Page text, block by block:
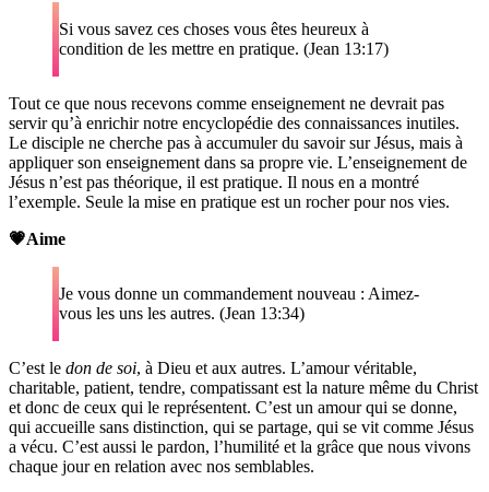
Si vous savez ces choses vous êtes heureux à
condition de les mettre en pratique. (Jean 13:17)
Tout ce que nous recevons comme enseignement ne devrait pas
servir qu’à enrichir notre encyclopédie des connaissances inutiles.
Le disciple ne cherche pas à accumuler du savoir sur Jésus, mais à
appliquer son enseignement dans sa propre vie. L’enseignement de
Jésus n’est pas théorique, il est pratique. Il nous en a montré
l’exemple. Seule la mise en pratique est un rocher pour nos vies.
💗Aime
Je vous donne un commandement nouveau : Aimez-
vous les uns les autres. (Jean 13:34)
C’est le don de soi, à Dieu et aux autres. L’amour véritable,
charitable, patient, tendre, compatissant est la nature même du Christ
et donc de ceux qui le représentent. C’est un amour qui se donne,
qui accueille sans distinction, qui se partage, qui se vit comme Jésus
a vécu. C’est aussi le pardon, l’humilité et la grâce que nous vivons
chaque jour en relation avec nos semblables.